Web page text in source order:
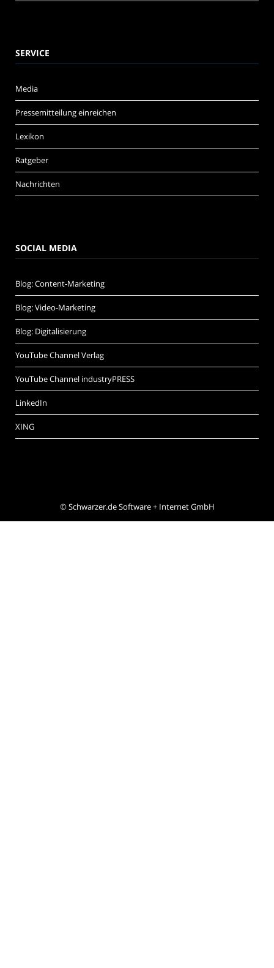
SERVICE
Media
Pressemitteilung einreichen
Lexikon
Ratgeber
Nachrichten
SOCIAL MEDIA
Blog: Content-Marketing
Blog: Video-Marketing
Blog: Digitalisierung
YouTube Channel Verlag
YouTube Channel industryPRESS
LinkedIn
XING
©Schwarzer.de Software + Internet GmbH